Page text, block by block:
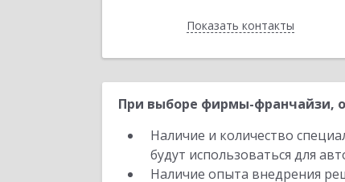
Показать контакты
Назад
При выборе фирмы-франчайзи,
Наличие и количество
будут использоваться для
Наличие опыта внедрения